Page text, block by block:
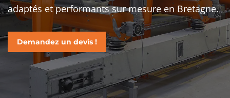
adaptés et performants sur mesure en Bretagne.
Demandez un devis !